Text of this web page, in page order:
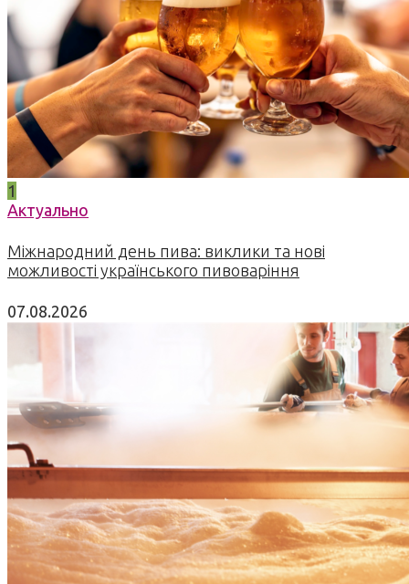
1
Актуально
Міжнародний день пива: виклики та нові
можливості українського пивоваріння
07.08.2026